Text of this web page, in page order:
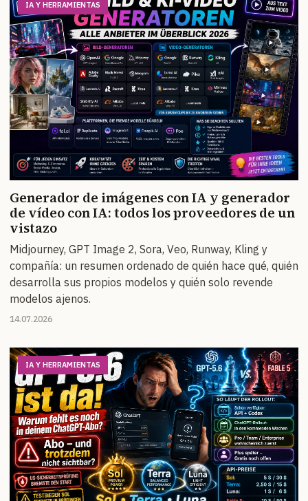
IA Y HERRAMIENTAS
Generador de imágenes con IA y generador
de vídeo con IA: todos los proveedores de un
vistazo
Midjourney, GPT Image 2, Sora, Veo, Runway, Kling y
compañía: un resumen ordenado de quién hace qué, quién
desarrolla sus propios modelos y quién solo revende
modelos ajenos.
14.07.2026
IA Y HERRAMIENTAS